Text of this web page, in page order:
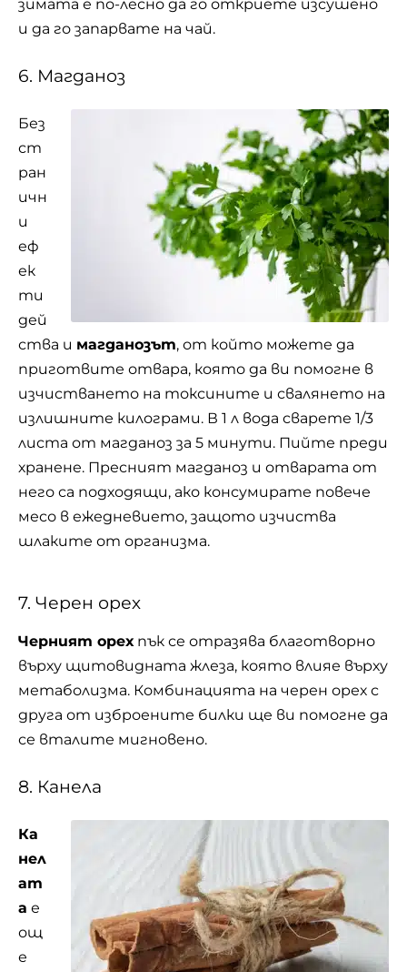
зимата е по-лесно да го откриете изсушено
и да го запарвате на чай.
6. Магданоз
Без
ст
ран
ичн
и
еф
ек
ти
дей
ства и магданозът, от който можете да
приготвите отвара, която да ви помогне в
изчистването на токсините и свалянето на
излишните килограми. В 1 л вода сварете 1/3
листа от магданоз за 5 минути. Пийте преди
хранене. Пресният магданоз и отварата от
него са подходящи, ако консумирате повече
месо в ежедневието, защото изчиства
шлаките от организма.
7. Черен орех
Черният орехпък се отразява благотворно
върху щитовидната жлеза, която влияе върху
метаболизма. Комбинацията на черен орех с
друга от изброените билки ще ви помогне да
се вталите мигновено.
8. Канела
Ка
нел
ат
а е
ощ
е